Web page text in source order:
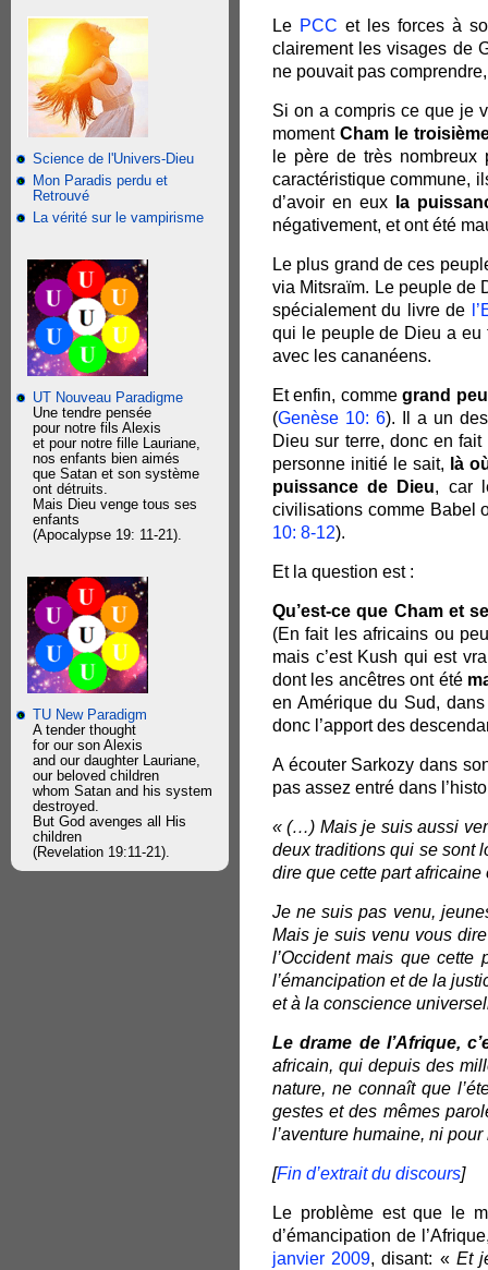
Science de l'Univers-Dieu
Mon Paradis perdu et
Retrouvé
La vérité sur le vampirisme
UT Nouveau Paradigme
Une tendre pensée
pour notre fils Alexis
et pour notre fille Lauriane,
nos enfants bien aimés
que Satan et son système
ont détruits.
Mais Dieu venge tous ses
enfants
(Apocalypse 19: 11-21).
TU New Paradigm
A tender thought
for our son Alexis
and our daughter Lauriane,
our beloved children
whom Satan and his system
destroyed.
But God avenges all His
children
(Revelation 19:11-21).
Le PCC et les forces à
clairement les visages de
ne pouvait pas
Si on a compris ce que je
moment Cham le
le père de très
caractéristique commune,
d’avoir en eux
la
négativement, et ont été
Le plus grand de ces
via Mitsraïm. Le peuple de
spécialement du livre de
qui le peuple de Dieu a eu
avec les cananéens.
Et enfin, commegrand
(Genèse 10: 6). Il a un
Dieu sur terre, donc en
personne initié le sait, là
puissance de Dieu, car
civilisations comme Babel
10: 8-12).
Et la question est :
Qu’est-ce que Cham et
(En fait les africains ou
mais c’est Kush qui est
dont les ancêtres ont été
en Amérique du Sud,
donc l’apport des
A écouter Sarkozy dans
pas assez entré dans
« (…) Mais je suis aussi
deux traditions qui se sont
dire que cette part
Je ne suis pas venu,
Mais je suis venu vous
l’Occident mais que cette
l’émancipation et de la
et à la conscience
Le drame de l’Afrique,
africain, qui depuis des
nature, ne connaît que
gestes et des mêmes
l’aventure humaine, ni
[Fin d’extrait du discours]
Le problème est que le
d’émancipation de
janvier 2009, disant: « Et